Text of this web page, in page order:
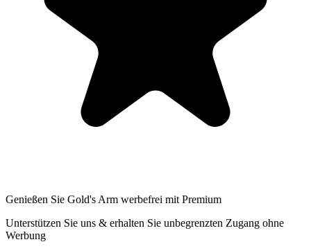
Genießen Sie Gold's Arm werbefrei mit Premium
Unterstützen Sie uns & erhalten Sie unbegrenzten Zugang ohne
Werbung